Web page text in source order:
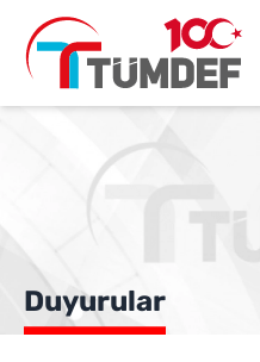
Duyurular